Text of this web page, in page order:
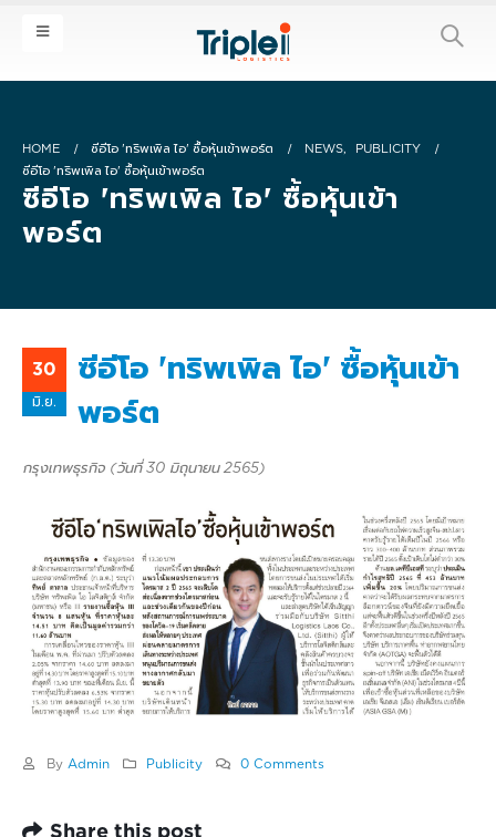
HOME ซีอีโอ 'ทริพเพิล ไอ' ซื้อหุ้นเข้าพอร์ต NEWS,
PUBLICITY
ซีอีโอ 'ทริพเพิล ไอ' ซื้อหุ้นเข้าพอร์ต
ซีอีโอ 'ทริพเพิล ไอ' ซื้อหุ้นเข้า
พอร์ต
30
มิ.ย.
ซีอีโอ 'ทริพเพิล ไอ' ซื้อหุ้นเข้า
พอร์ต
กรุงเทพธุรกิจ (วันที่ 30 มิถุนายน 2565)
By Admin Publicity 0 Comments
Share this post